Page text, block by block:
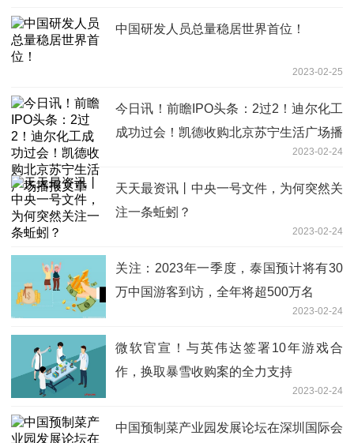
中国研发人员总量稳居世界首位！
2023-02-25
今日讯！前瞻IPO头条：2过2！迪尔化工
成功过会！凯德收购北京苏宁生活广场播
2023-02-24
天天最资讯丨中央一号文件，为何突然关
注一条蚯蚓？
2023-02-24
关注：2023年一季度，泰国预计将有30
万中国游客到访，全年将超500万名
2023-02-24
微软官宣！与英伟达签署10年游戏合
作，换取暴雪收购案的全力支持
2023-02-24
中国预制菜产业园发展论坛在深圳国际会